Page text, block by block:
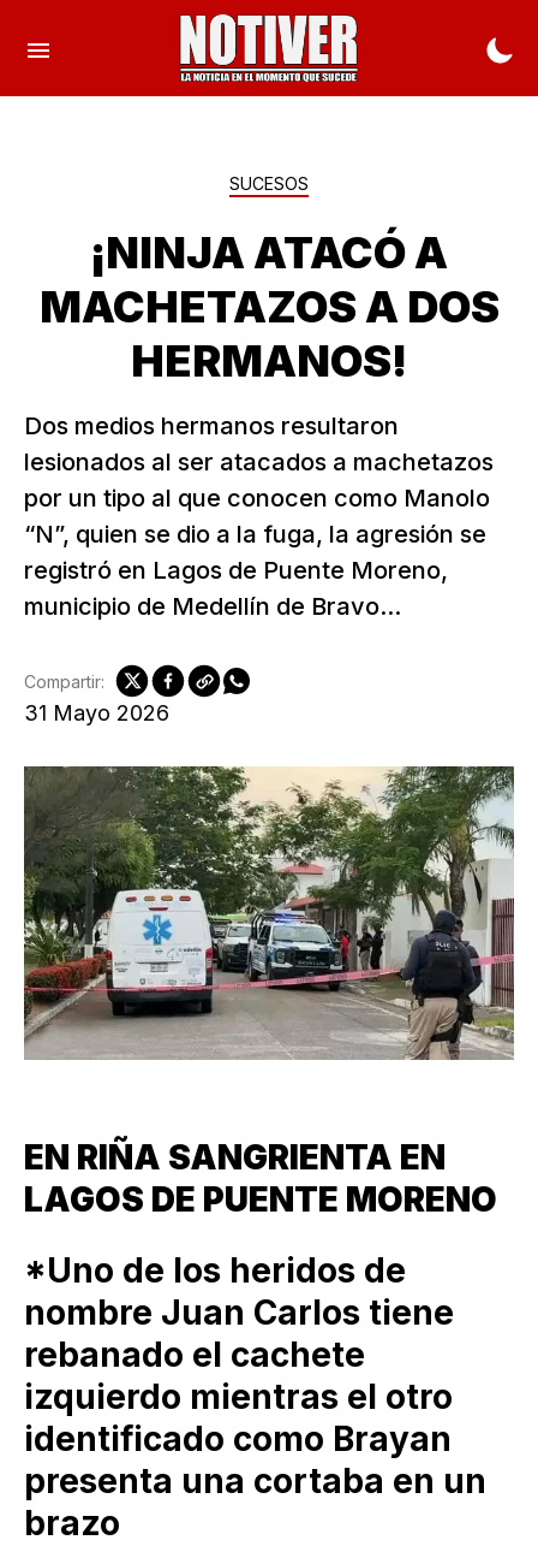
SUCESOS
¡NINJA ATACÓ A
MACHETAZOS A DOS
HERMANOS!
Dos medios hermanos resultaron
lesionados al ser atacados a machetazos
por un tipo al que conocen como Manolo
“N”, quien se dio a la fuga, la agresión se
registró en Lagos de Puente Moreno,
municipio de Medellín de Bravo...
31 Mayo 2026
Compartir:
EN RIÑA SANGRIENTA EN
LAGOS DE PUENTE MORENO
*Uno de los heridos de
nombre Juan Carlos tiene
rebanado el cachete
izquierdo mientras el otro
identificado como Brayan
presenta una cortaba en un
brazo